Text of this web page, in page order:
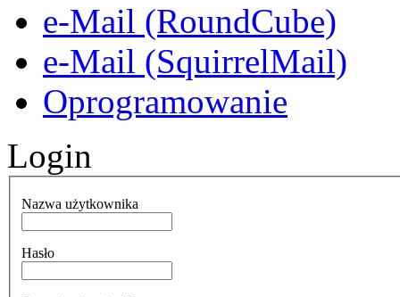
e-Mail (RoundCube)
e-Mail (SquirrelMail)
Oprogramowanie
Login
Nazwa użytkownika
Hasło